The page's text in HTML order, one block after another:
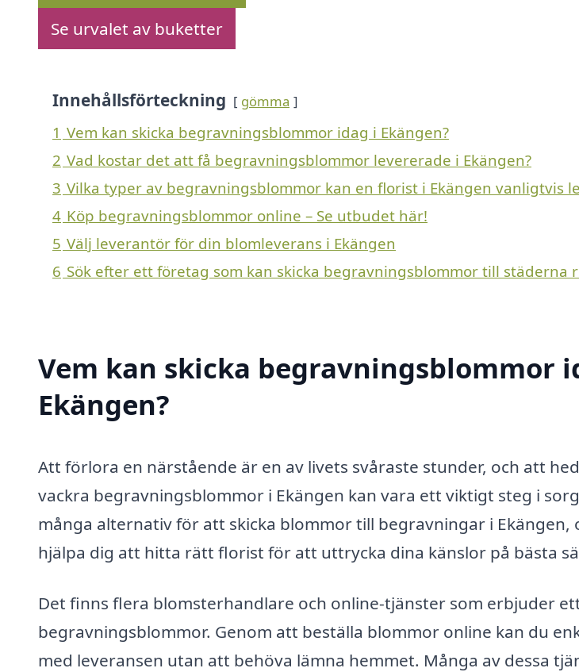
Se urvalet av buketter
Innehållsförteckning gömma
1 Vem kan skicka begravningsblommor idag i Ekängen?
2 Vad kostar det att få begravningsblommor levererade i Ekängen?
3 Vilka typer av begravningsblommor kan en florist i Ekängen vanligtvis
4 Köp begravningsblommor online – Se utbudet här!
5 Välj leverantör för din blomleverans i Ekängen
6 Sök efter ett företag som kan skicka begravningsblommor till städerna
Vem kan skicka begravningsblommor
Ekängen?
Att förlora en närstående är en av livets svåraste stunder, och att
vackra begravningsblommor i Ekängen kan vara ett viktigt steg i
många alternativ för att skicka blommor till begravningar i Ekängen,
hjälpa dig att hitta rätt florist för att uttrycka dina känslor på bästa
Det finns flera blomsterhandlare och online-tjänster som erbjuder
begravningsblommor. Genom att beställa blommor online kan du
med leveransen utan att behöva lämna hemmet. Många av dessa